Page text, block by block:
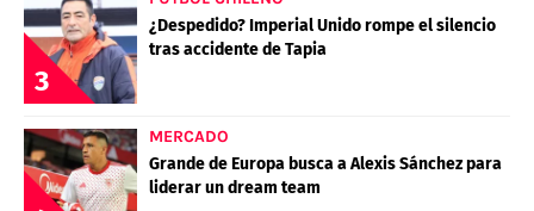
3
¿Despedido? Imperial Unido rompe el silencio
tras accidente de Tapia
MERCADO
Grande de Europa busca a Alexis Sánchez para
liderar un dream team